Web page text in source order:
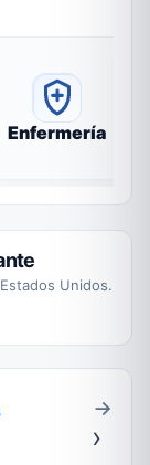
Enfermería
Unidos.